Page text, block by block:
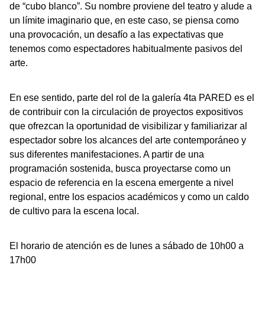
de “cubo blanco”. Su nombre proviene del teatro y alude a
un límite imaginario que, en este caso, se piensa como
una provocación, un desafío a las expectativas que
tenemos como espectadores habitualmente pasivos del
arte.
En ese sentido, parte del rol de la galería 4ta PARED es el
de contribuir con la circulación de proyectos expositivos
que ofrezcan la oportunidad de visibilizar y familiarizar al
espectador sobre los alcances del arte contemporáneo y
sus diferentes manifestaciones. A partir de una
programación sostenida, busca proyectarse como un
espacio de referencia en la escena emergente a nivel
regional, entre los espacios académicos y como un caldo
de cultivo para la escena local.
El horario de atención es de lunes a sábado de 10h00 a
17h00